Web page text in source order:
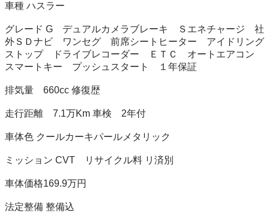
車種 ハスラー
グレード G　デュアルカメラブレーキ　Ｓエネチャージ　社
外ＳＤナビ　ワンセグ　前席シートヒーター　アイドリング
ストップ　ドライブレコーダー　ＥＴＣ　オートエアコン
スマートキー　プッシュスタート　１年保証
排気量　660cc 修復歴
走行距離　7.1万Km 車検　2年付
車体色 クールカーキパールメタリック
ミッション CVT　リサイクル料 リ済別
車体価格169.9万円
法定整備 整備込